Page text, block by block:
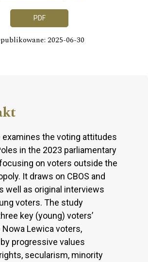
PDF
2025-06-30
examines the voting attitudes
in the 2023 parliamentary
on voters outside the
It draws on CBOS and
well as original interviews
voters. The study
key (young) voters’
Nowa Lewica voters,
progressive values
secularism, minority